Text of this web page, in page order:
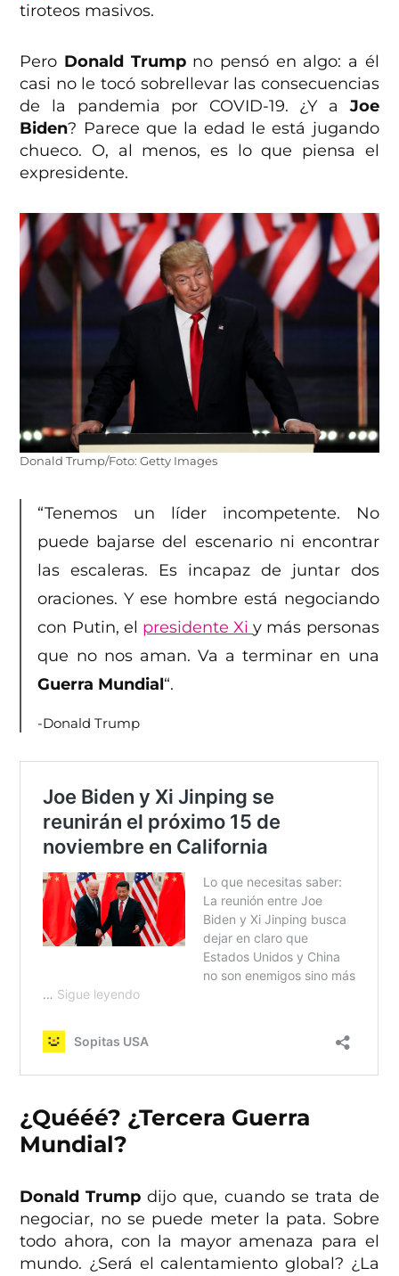
tiroteos masivos.
Pero Donald Trumpno pensó en algo: a él
casi no le tocó sobrellevar las consecuencias
de la pandemia por COVID-19. ¿Y a Joe
Biden? Parece que la edad le está jugando
chueco. O, al menos, es lo que piensa el
expresidente.
Donald Trump/Foto: Getty Images
“Tenemos un líder incompetente. No
puede bajarse del escenario ni encontrar
las escaleras. Es incapaz de juntar dos
oraciones. Y ese hombre está negociando
con Putin, el presidente Xiy más personas
que no nos aman. Va a terminar en una
Guerra Mundial“.
-Donald Trump
¿Quééé? ¿Tercera Guerra
Mundial?
Donald Trump dijo que, cuando se trata de
negociar, no se puede meter la pata. Sobre
todo ahora, con la mayor amenaza para el
mundo. ¿Será el calentamiento global? ¿La